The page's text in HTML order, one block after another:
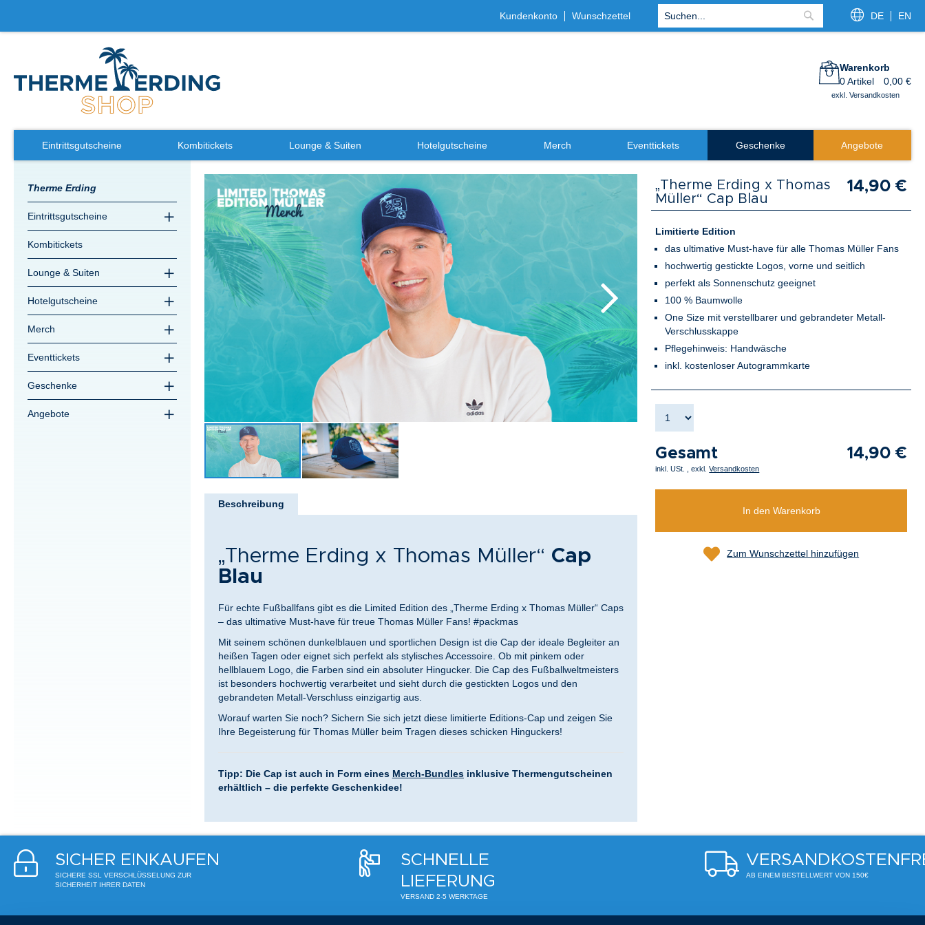
Kundenkonto Wunschzettel
Suche
DE EN
Warenkorb
0Artikel 0,00 €
exkl. Versandkosten
Eintrittsgutscheine Kombitickets Lounge & Suiten Hotelgutscheine Merch Eventtickets Geschenke Angebote
Zum
Ende
der
Bildergalerie
springen
Anfang
Beschreibung
„Therme Erding x Thomas Müller“ Cap
Blau
Für echte Fußballfans gibt es die Limited Edition des „Therme Erding x Thomas Müller“ Caps
– das ultimative Must-have für treue Thomas Müller Fans! #packmas
Mit seinem schönen dunkelblauen und sportlichen Design ist die Cap der ideale Begleiter an
heißen Tagen oder eignet sich perfekt als stylisches Accessoire. Ob mit pinkem oder
hellblauem Logo, die Farben sind ein absoluter Hingucker. Die Cap des Fußballweltmeisters
ist besonders hochwertig verarbeitet und sieht durch die gestickten Logos und den
gebrandeten Metall-Verschluss einzigartig aus.
Worauf warten Sie noch? Sichern Sie sich jetzt diese limitierte Editions-Cap und zeigen Sie
Ihre Begeisterung für Thomas Müller beim Tragen dieses schicken Hinguckers!
Tipp: Die Cap ist auch in Form eines Merch-Bundlesinklusive Thermengutscheinen
erhältlich – die perfekte Geschenkidee!
„Therme Erding x Thomas
Müller“ Cap Blau
14,90 €
Limitierte Edition
das ultimative Must-have für alle Thomas Müller Fans
hochwertig gestickte Logos, vorne und seitlich
perfekt als Sonnenschutz geeignet
100 % Baumwolle
One Size mit verstellbarer und gebrandeter Metall-
Verschlusskappe
Pflegehinweis: Handwäsche
inkl. kostenloser Autogrammkarte
Gesamt 14,90 €
inkl. USt. ,exkl.Versandkosten
In den Warenkorb
Zum Wunschzettel hinzufügen
Therme Erding
Eintrittsgutscheine
Kombitickets
Lounge & Suiten
Hotelgutscheine
Merch
Eventtickets
Geschenke
Angebote
SICHER EINKAUFEN
SICHERE SSL VERSCHLÜSSELUNG ZUR
SICHERHEIT IHRER DATEN
SCHNELLE
LIEFERUNG
VERSAND 2-5 WERKTAGE
AB EINEM BESTELLWERT VON 150€